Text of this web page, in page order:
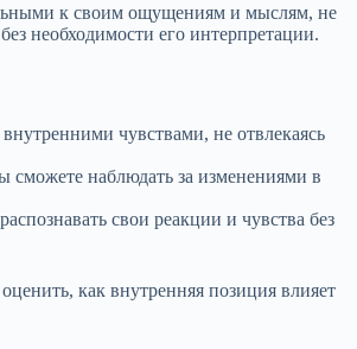
к своим ощущениям и мыслям, не
необходимости его интерпретации.
чувствами, не отвлекаясь
сможете наблюдать за изменениями в
свои реакции и чувства без
как внутренняя позиция влияет